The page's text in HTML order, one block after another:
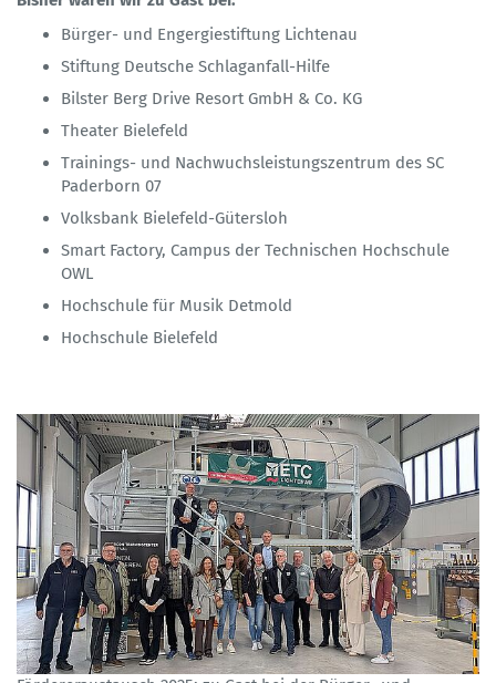
Bürger- und Engergiestiftung Lichtenau
Stiftung Deutsche Schlaganfall-Hilfe
Bilster Berg Drive Resort GmbH & Co. KG
Theater Bielefeld
Trainings- und Nachwuchsleistungszentrum des SC
Paderborn 07
Volksbank Bielefeld-Gütersloh
Smart Factory, Campus der Technischen Hochschule
OWL
Hochschule für Musik Detmold
Hochschule Bielefeld